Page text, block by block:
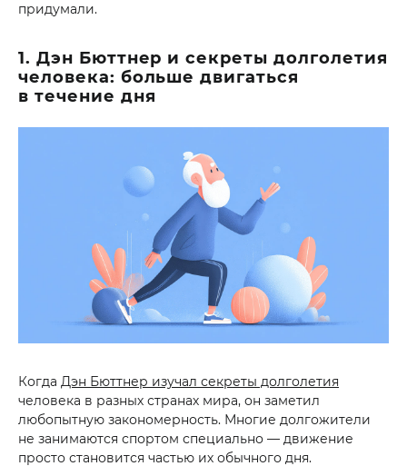
придумали.
1. Дэн Бюттнер и секреты долголетия
человека: больше двигаться
в течение дня
Когда Дэн Бюттнер изучал секреты долголетия
человека в разных странах мира, он заметил
любопытную закономерность. Многие долгожители
не занимаются спортом специально — движение
просто становится частью их обычного дня.